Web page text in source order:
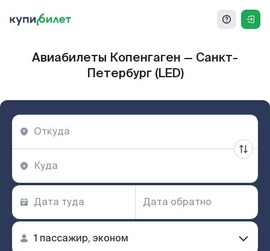
Авиабилеты Копенгаген — Санкт-
Петербург (LED)